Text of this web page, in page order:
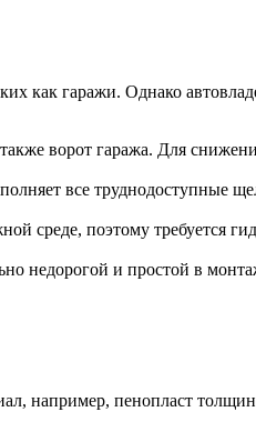
как гаражи. Однако
ворот гаража. Для
все труднодоступные
среде, поэтому требуется
недорогой и простой в
например, пенопласт